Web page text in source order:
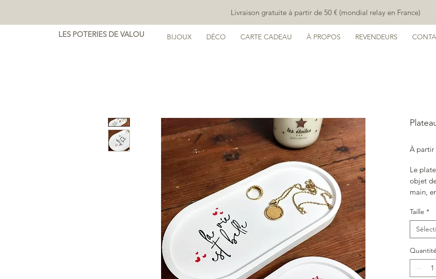
LES POTERIES DE VALOU
Livraison gratuite à partir de 50 € (mondial relay en France)
BIJOUX DÉCO CARTE CADEAU À PROPOS REVENDEURS
À partir
Le
objet
main,
"La vie
de
Ce
café et
Taille *
Quantité